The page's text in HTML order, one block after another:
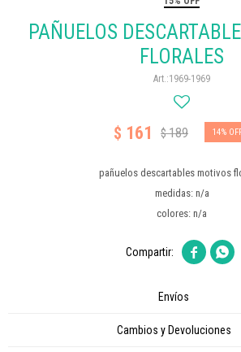
PAÑUELOS
FLORALES
1969-1969
$ 161 $189 14
pañuelos descartables motivos
medidas: n/a
colores: n/a
 
Envíos
Cambios y Devoluciones